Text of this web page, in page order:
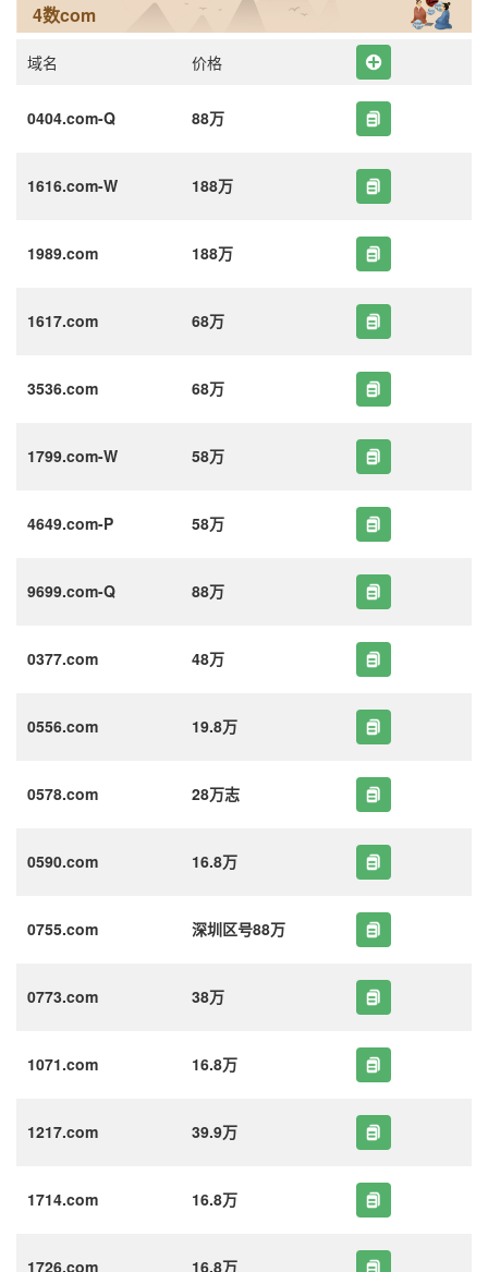
4数com
域名 价格
0404.com-Q 88万
1616.com-W 188万
1989.com 188万
1617.com 68万
3536.com 68万
1799.com-W 58万
4649.com-P 58万
9699.com-Q 88万
0377.com 48万
0556.com 19.8万
0578.com 28万志
0590.com 16.8万
0755.com 深圳区号88万
0773.com 38万
1071.com 16.8万
1217.com 39.9万
1714.com 16.8万
1726.com 16.8万